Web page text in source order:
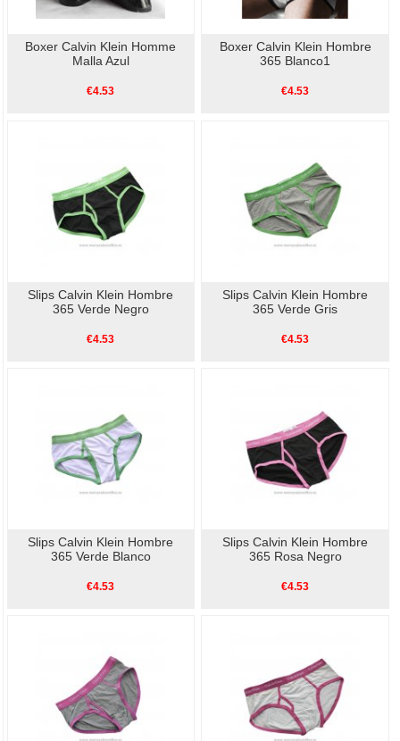
Boxer Calvin Klein Homme
Malla Azul
€4.53
Boxer Calvin Klein Hombre
365 Blanco1
€4.53
Slips Calvin Klein Hombre
365 Verde Negro
€4.53
Slips Calvin Klein Hombre
365 Verde Gris
€4.53
Slips Calvin Klein Hombre
365 Verde Blanco
€4.53
Slips Calvin Klein Hombre
365 Rosa Negro
€4.53